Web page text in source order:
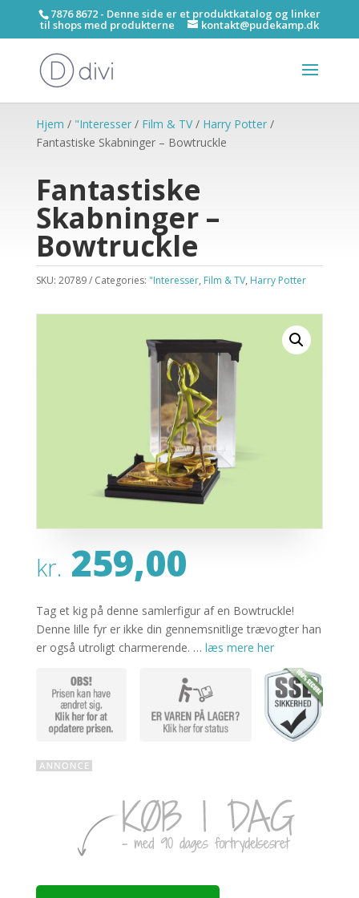
7876 8672 - Denne side er et produktkatalog og linker
til shops med produkterne kontakt@pudekamp.dk
Hjem / "Interesser/ Film & TV/ Harry Potter/
Fantastiske Skabninger – Bowtruckle
Fantastiske
Skabninger –
Bowtruckle
SKU: 20789 Categories: "Interesser, Film & TV, Harry Potter
kr. 259,00
Tag et kig på denne samlerfigur af en Bowtruckle!
Denne lille fyr er ikke din gennemsnitlige trævogter han
er også utroligt charmerende. … læs mere her